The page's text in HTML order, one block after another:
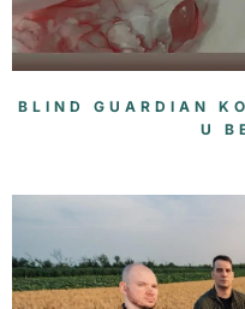
BLIND GUARDIAN
U